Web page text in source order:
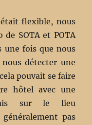
flexible, nous
SOTA et POTA
une fois que nous
détecter une
pouvait se faire
hôtel avec une
sur le lieu
généralement pas